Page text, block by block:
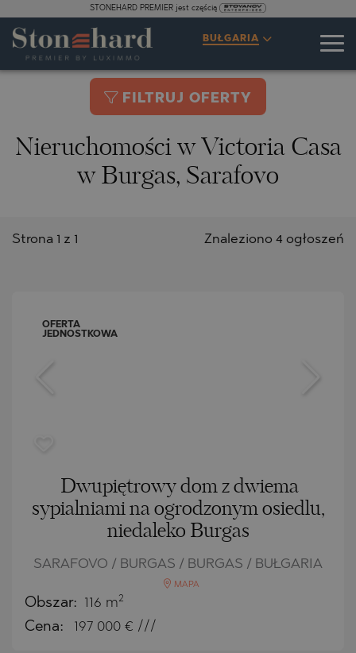
STONEHARD PREMIER jest częścią
BUŁGARIA
FILTRUJ OFERTY
Nieruchomości w Victoria Casa
w Burgas, Sarafovo
Znaleziono 4 ogłoszeń
Strona 1 z 1
OFERTA
JEDNOSTKOWA
Dwupiętrowy dom z dwiema
sypialniami na ogrodzonym osiedlu,
niedaleko Burgas
SARAFOVO / BURGAS / BURGAS / BUŁGARIA
MAPA
Obszar: 116 m2
Cena: 197 000 € ///